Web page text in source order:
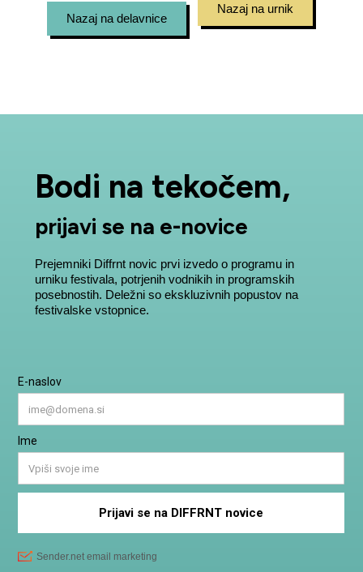
Nazaj na delavnice
Nazaj na urnik
Bodi na tekočem,
prijavi se na e-novice
Prejemniki Diffrnt novic prvi izvedo o programu in
urniku festivala, potrjenih vodnikih in programskih
posebnostih. Deležni so ekskluzivnih popustov na
festivalske vstopnice.